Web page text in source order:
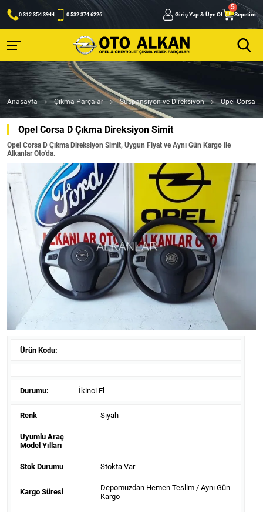
0 312 354 3944 0 532 374 6226 Giriş Yap & Üye Ol Sepetim
Anasayfa Çıkma Parçalar Süspansiyon ve Direksiyon Opel Corsa
Opel Corsa D Çıkma Direksiyon Simit
Opel Corsa D Çıkma Direksiyon Simit, Uygun Fiyat ve Aynı Gün Kargo ile
Alkanlar Oto'da.
Ürün Kodu:
Durumu: İkinci El
Renk Siyah
Uyumlu Araç
Model Yılları
-
Stok Durumu Stokta Var
Kargo Süresi
Depomuzdan Hemen Teslim / Aynı Gün
Kargo